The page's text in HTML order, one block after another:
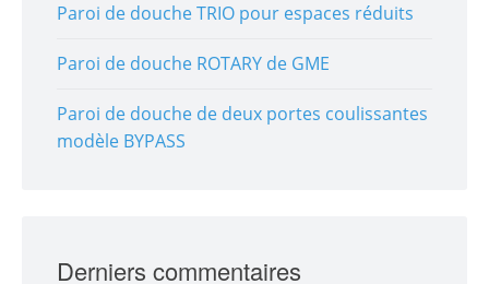
Paroi de douche TRIO pour espaces réduits
Paroi de douche ROTARY de GME
Paroi de douche de deux portes coulissantes
modèle BYPASS
Derniers commentaires